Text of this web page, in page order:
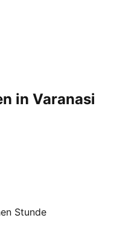
in Varanasi
Stunde